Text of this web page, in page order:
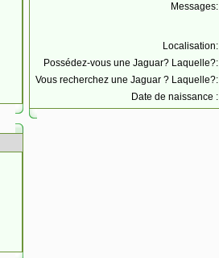
Messages:
Localisation:
Possédez-vous une Jaguar? Laquelle?:
Vous recherchez une Jaguar ? Laquelle?:
Date de naissance :